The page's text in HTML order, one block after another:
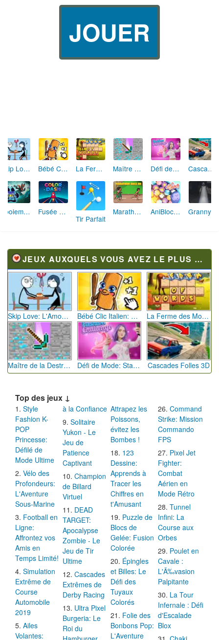
JOUER
Skip Love: L'Amour en Péril Bébé Clic Italien: La Folie des Petits Bambins La Ferme des Mots - Cultivez votre Vocabulaire Maître de la Destruction: Fusion de Pioches Défi de Mode: Star du Podium Cascades Folles 3D
Aboiement Stellaire : Aventure Canine Fusée Chromatique: La Course des Couleurs
Tir Parfait
Marathon Champion io AniBlocos: Connecte les Animaux Mignons!
JEUX AUXQUELS VOUS AVEZ LE PLUS JOUÉ
Skip Love: L'Amour en Péril Bébé Clic Italien: La Folie des Petits Bambins La Ferme des Mots - Cultivez votre Vocabulaire
Maître de la Destruction: Fusion de Pioches Défi de Mode: Star du Podium Cascades Folles 3D
Top des jeux ↓
Style
Fashion K-
POP
Princesse:
Défilé de
Mode Ultime
Vélo des
Profondeurs:
L'Aventure
Sous-Marine
Football en
Ligne:
Affrontez vos
Amis en
Temps Limité!
Simulation
Extrême de
Course
Automobile
2019
Ailes
Volantes:
à la Confiance
Solitaire
Yukon - Le
Jeu de
Patience
Captivant
Champion
de Billard
Virtuel
DEAD
TARGET:
Apocalypse
Zombie - Le
Jeu de Tir
Ultime
Cascades
Extrêmes de
Derby Racing
Ultra Pixel
Burgeria: Le
Roi du
Attrapez les
Poissons,
évitez les
Bombes !
123
Dessine:
Apprends à
Tracer les
Chiffres en
t'Amusant
Puzzle de
Blocs de
Gelée: Fusion
Colorée
Épingles
et Billes: Le
Défi des
Tuyaux
Colorés
Folie des
Bonbons Pop:
L'Aventure
Command
Strike: Mission
Commando
FPS
Pixel Jet
Fighter:
Combat
Aérien en
Mode Rétro
Tunnel
Infini: La
Course aux
Orbes
Poulet en
Cavale :
L'Ã‰vasion
Palpitante
La Tour
Infernale : Défi
d'Escalade
Blox